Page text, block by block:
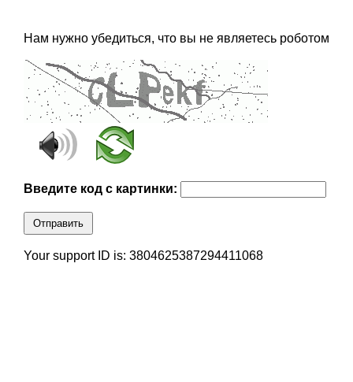
Нам нужно убедиться, что вы не являетесь роботом
Введите код с картинки:
Отправить
Your support ID is: 3804625387294411068